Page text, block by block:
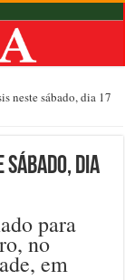
neste sábado, dia 17
sábado, dia
para
no
em